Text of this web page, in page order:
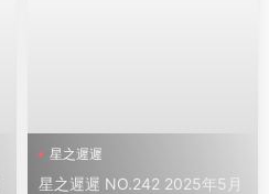
星之遲遲
星之遲遲 NO.242 2025年5月